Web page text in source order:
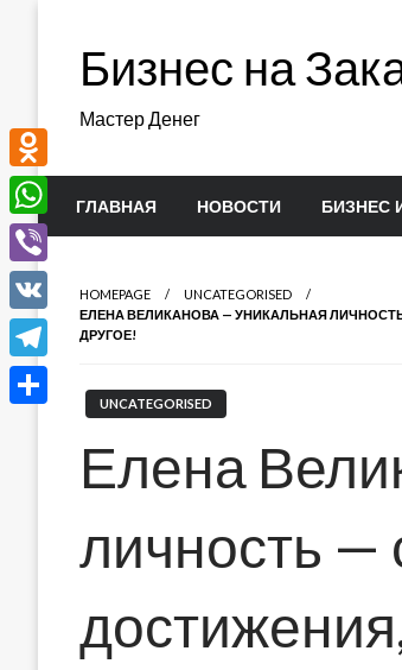
содержимомуБизнес на
Мастер Денег
ГЛАВНАЯ НОВОСТИ БИЗНЕС
HOMEPAGE
UNCATEGORISED
ЕЛЕНА ВЕЛИКАНОВА — УНИКАЛЬНАЯ
ДРУГОЕ!
UNCATEGORISED
Елена
личность —
Odnoklassniki
WhatsApp
Viber
VK
Telegram
Отправить